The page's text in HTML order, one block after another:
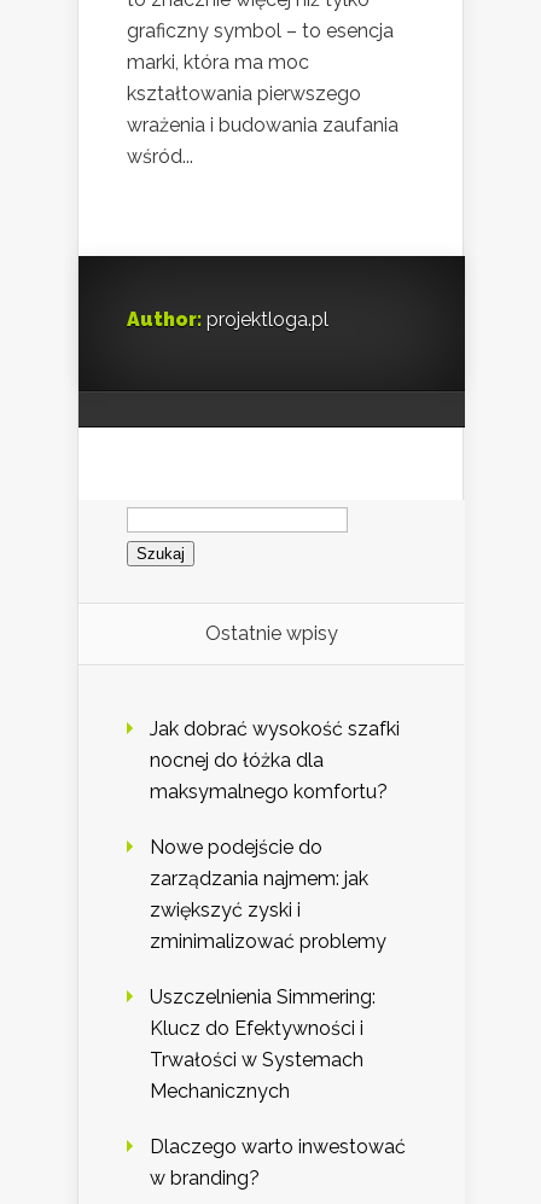
graficzny symbol – to esencja
marki, która ma moc
kształtowania pierwszego
wrażenia i budowania zaufania
wśród...
Author: projektloga.pl
Szukaj:
Ostatnie wpisy
Jak dobrać wysokość szafki
nocnej do łóżka dla
maksymalnego komfortu?
Nowe podejście do
zarządzania najmem: jak
zwiększyć zyski i
zminimalizować problemy
Uszczelnienia Simmering:
Klucz do Efektywności i
Trwałości w Systemach
Mechanicznych
Dlaczego warto inwestować
w branding?